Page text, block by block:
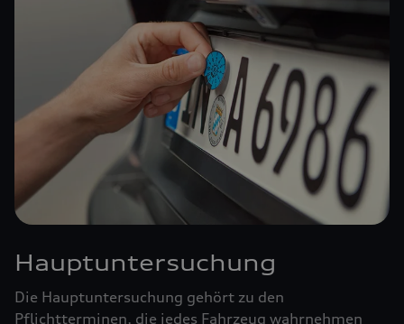
Hauptuntersuchung
Die Hauptuntersuchung gehört zu den
Pflichtterminen, die jedes Fahrzeug wahrnehmen